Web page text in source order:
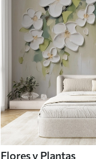
Flores y Plantas